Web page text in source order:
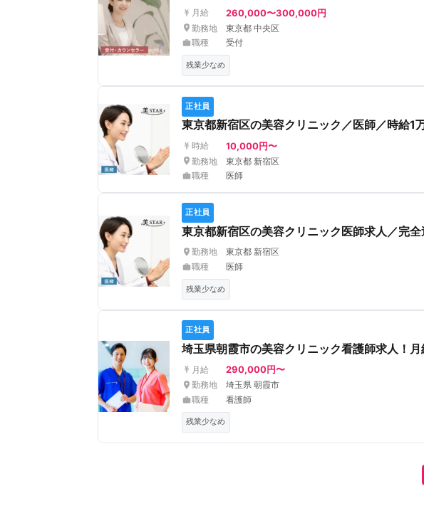
月給 260,000〜300,000円
勤務地
東京都 中央区
職種
受付
残業少なめ
正社員
東京都新宿区の美容クリニック／医師／時給1
時給 10,000円〜
勤務地
東京都 新宿区
職種
医師
正社員
東京都新宿区の美容クリニック医師求人／完
勤務地
東京都 新宿区
職種
医師
残業少なめ
正社員
埼玉県朝霞市の美容クリニック看護師求人！
月給 290,000円〜
勤務地
埼玉県 朝霞市
職種
看護師
残業少なめ